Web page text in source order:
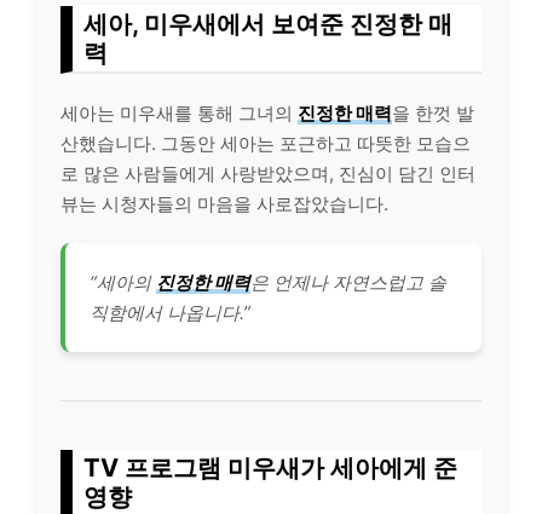
세아, 미우새에서 보여준 진정한 매
력
세아는 미우새를 통해 그녀의 진정한 매력을 한껏 발
산했습니다. 그동안 세아는 포근하고 따뜻한 모습으
로 많은 사람들에게 사랑받았으며, 진심이 담긴 인터
뷰는 시청자들의 마음을 사로잡았습니다.
“세아의 진정한 매력은 언제나 자연스럽고 솔
직함에서 나옵니다.”
TV 프로그램 미우새가 세아에게 준
영향